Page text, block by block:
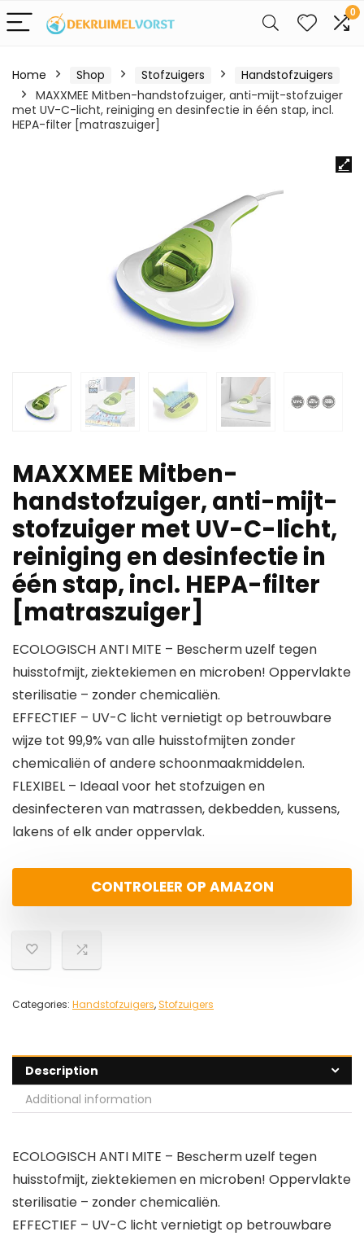
0
Home Shop Stofzuigers
Handstofzuigers
MAXXMEE Mitben-handstofzuiger, anti-mijt-stofzuiger
met UV-C-licht, reiniging en desinfectie in één stap, incl.
HEPA-filter [matraszuiger]
MAXXMEE Mitben-
handstofzuiger, anti-mijt-
stofzuiger met UV-C-licht,
reiniging en desinfectie in
één stap, incl. HEPA-filter
[matraszuiger]
ECOLOGISCH ANTI MITE – Bescherm uzelf tegen
huisstofmijt, ziektekiemen en microben! Oppervlakte
sterilisatie – zonder chemicaliën.
EFFECTIEF – UV-C licht vernietigt op betrouwbare
wijze tot 99,9% van alle huisstofmijten zonder
chemicaliën of andere schoonmaakmiddelen.
FLEXIBEL – Ideaal voor het stofzuigen en
desinfecteren van matrassen, dekbedden, kussens,
lakens of elk ander oppervlak.
CONTROLEER OP AMAZON
Categories: Handstofzuigers, Stofzuigers
Description
Additional information
ECOLOGISCH ANTI MITE – Bescherm uzelf tegen
huisstofmijt, ziektekiemen en microben! Oppervlakte
sterilisatie – zonder chemicaliën.
EFFECTIEF – UV-C licht vernietigt op betrouwbare